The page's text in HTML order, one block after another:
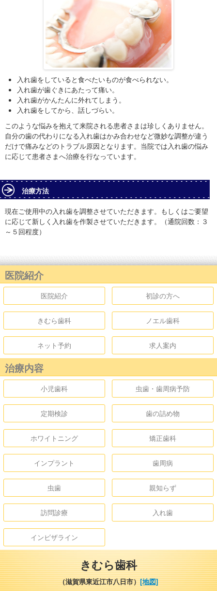
入れ歯をしていると食べたいものが食べられない。
入れ歯が歯ぐきにあたって痛い。
入れ歯がかんたんに外れてしまう。
入れ歯をしてから、話しづらい。
このような悩みを抱えて来院される患者さまは珍しくありません。
自分の歯の代わりになる入れ歯はかみ合わせなど微妙な調整が違う
だけで痛みなどのトラブル原因となります。当院では入れ歯の悩み
に応じて患者さまへ治療を行なっています。
治療方法
現在ご使用中の入れ歯を調整させていただきます。もしくはご要望
に応じて新しく入れ歯を作製させていただきます。（通院回数：３
～５回程度）
医院紹介
医院紹介 初診の方へ
きむら歯科 ノエル歯科
ネット予約 求人案内
治療内容
小児歯科 虫歯・歯周病予防
定期検診 歯の詰め物
ホワイトニング 矯正歯科
インプラント 歯周病
虫歯 親知らず
訪問診療 入れ歯
インビザライン
きむら歯科
（滋賀県東近江市八日市）[地図]